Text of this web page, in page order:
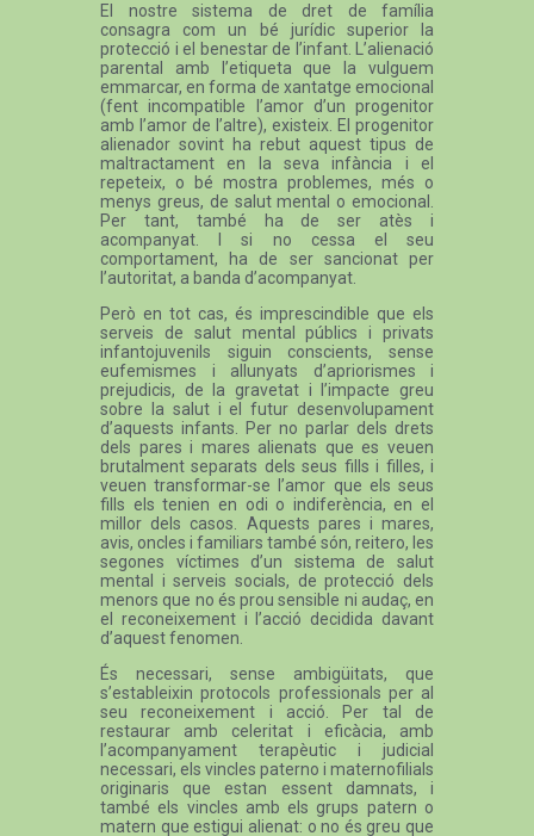
El nostre sistema de dret de família
consagra com un bé jurídic superior la
protecció i el benestar de l’infant. L’alienació
parental amb l’etiqueta que la vulguem
emmarcar, en forma de xantatge emocional
(fent incompatible l’amor d’un progenitor
amb l’amor de l’altre), existeix. El progenitor
alienador sovint ha rebut aquest tipus de
maltractament en la seva infància i el
repeteix, o bé mostra problemes, més o
menys greus, de salut mental o emocional.
Per tant, també ha de ser atès i
acompanyat. I si no cessa el seu
comportament, ha de ser sancionat per
l’autoritat, a banda d’acompanyat.
Però en tot cas, és imprescindible que els
serveis de salut mental públics i privats
infantojuvenils siguin conscients, sense
eufemismes i allunyats d’apriorismes i
prejudicis, de la gravetat i l’impacte greu
sobre la salut i el futur desenvolupament
d’aquests infants. Per no parlar dels drets
dels pares i mares alienats que es veuen
brutalment separats dels seus fills i filles, i
veuen transformar-se l’amor que els seus
fills els tenien en odi o indiferència, en el
millor dels casos. Aquests pares i mares,
avis, oncles i familiars també són, reitero, les
segones víctimes d’un sistema de salut
mental i serveis socials, de protecció dels
menors que no és prou sensible ni audaç, en
el reconeixement i l’acció decidida davant
d’aquest fenomen.
És necessari, sense ambigüitats, que
s’estableixin protocols professionals per al
seu reconeixement i acció. Per tal de
restaurar amb celeritat i eficàcia, amb
l’acompanyament terapèutic i judicial
necessari, els vincles paterno i maternofilials
originaris que estan essent damnats, i
també els vincles amb els grups patern o
matern que estigui alienat: o no és greu que